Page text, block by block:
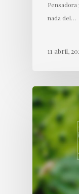
nada del…
11 abril,